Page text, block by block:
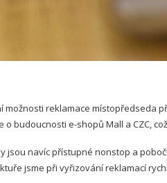
možnosti reklamace místopředseda
o budoucnosti e-shopů Mall a CZC,
jsou navíc přístupné nonstop a
jsme při vyřizování reklamací